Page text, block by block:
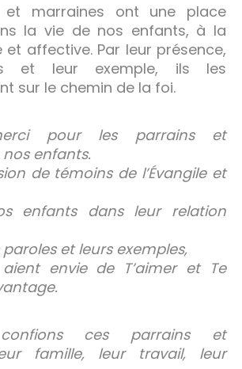
et marraines ont une place
la vie de nos enfants, à la
et affective. Par leur présence,
et leur exemple, ils les
sur le chemin de la foi.
pour les parrains et
enfants.
de témoins de l’Évangile et
enfants dans leur relation
et leurs exemples,
envie de T’aimer et Te
ces parrains et
famille, leur travail, leur